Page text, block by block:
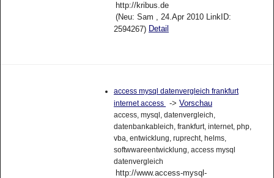
http://kribus.de
(Neu: Sam , 24.Apr 2010 LinkID:
2594267) Detail
access mysql datenvergleich frankfurt
internet access
-> Vorschau
access, mysql, datenvergleich,
datenbankableich, frankfurt, internet, php,
vba, entwicklung, ruprecht, helms,
softwwareentwicklung, access mysql
datenvergleich
http://www.access-mysql-